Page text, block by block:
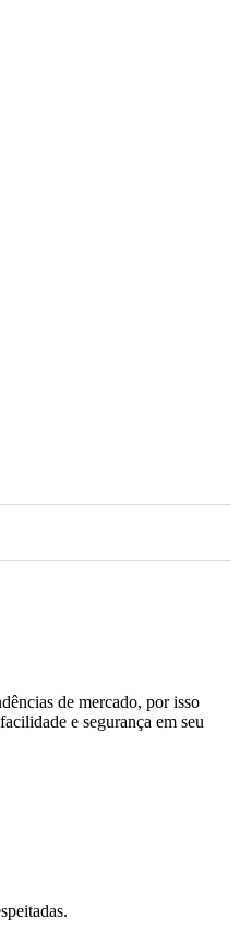
de mercado, por isso
e segurança em seu